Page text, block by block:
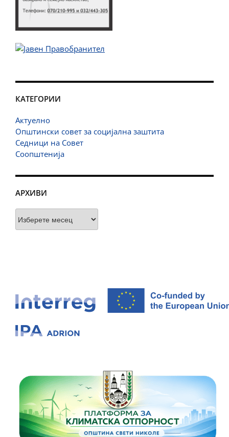
КАТЕГОРИИ
Актуелно
Општински совет за социјална заштита
Седници на Совет
Соопштенија
АРХИВИ